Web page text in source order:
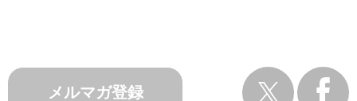
メルマガ登録